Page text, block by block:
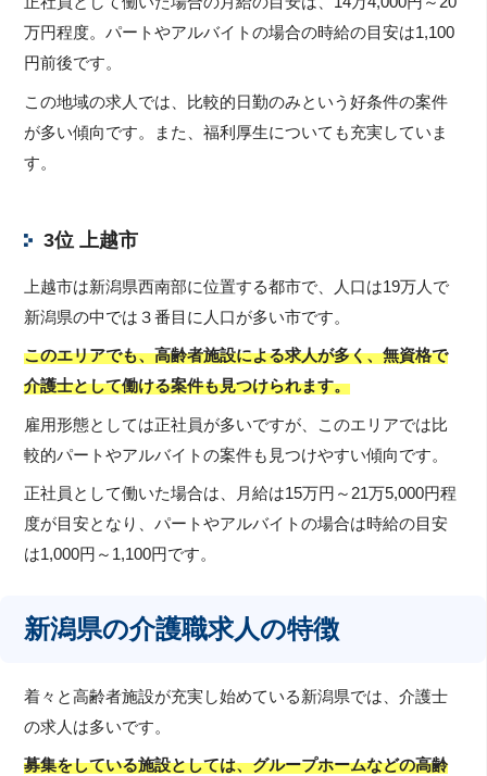
万円程度。パートやアルバイトの場合の時給の目安は1,100
円前後です。
この地域の求人では、比較的日勤のみという好条件の案件
が多い傾向です。また、福利厚生についても充実していま
す。
3位 上越市
上越市は新潟県西南部に位置する都市で、人口は19万人で
新潟県の中では３番目に人口が多い市です。
このエリアでも、高齢者施設による求人が多く、無資格で
介護士として働ける案件も見つけられます。
雇用形態としては正社員が多いですが、このエリアでは比
較的パートやアルバイトの案件も見つけやすい傾向です。
正社員として働いた場合は、月給は15万円～21万5,000円程
度が目安となり、パートやアルバイトの場合は時給の目安
は1,000円～1,100円です。
新潟県の介護職求人の特徴
着々と高齢者施設が充実し始めている新潟県では、介護士
の求人は多いです。
募集をしている施設としては、グループホームなどの高齢